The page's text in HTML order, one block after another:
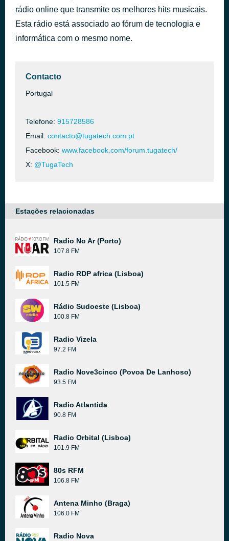
rádio online que transmite os melhores hits musicais.
Esta rádio está associado ao fórum de tecnologia e
informática com o mesmo nome.
Contacto
Portugal
Telefone: 915728586
Email: contacto@tugatech.com.pt
Facebook: www.facebook.com/forum.tugatech/
X: @TugaTech
Estações relacionadas
Radio No Ar (Porto)
107.8 FM
Radio RDP africa (Lisboa)
101.5 FM
Rádio Sudoeste (Lisboa)
100.8 FM
Radio Vizela
97.2 FM
Radio Nove3cinco (Povoa De Lanhoso)
93.5 FM
Radio Atlantida
90.8 FM
Radio Orbital (Lisboa)
101.9 FM
80s RFM
106.8 FM
Antena Minho (Braga)
106.0 FM
Radio Nova